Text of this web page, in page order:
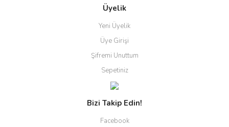
Üyelik
Yeni Üyelik
Üye Girişi
Şifremi Unuttum
Sepetiniz
Bizi Takip Edin!
Facebook